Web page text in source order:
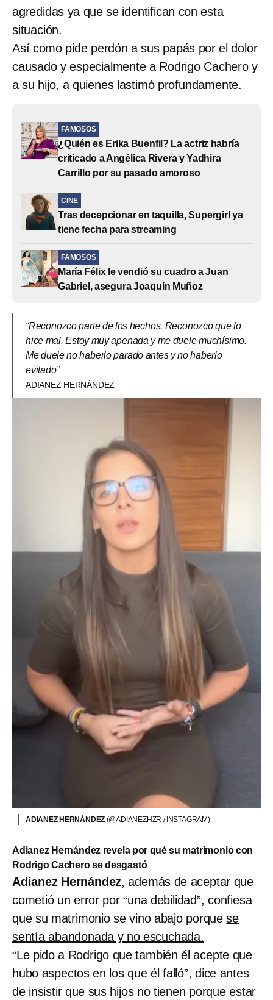
agredidas ya que se identifican con esta
situación.
Así como pide perdón a sus papás por el dolor
causado y especialmente a Rodrigo Cachero y
a su hijo, a quienes lastimó profundamente.
FAMOSOS
¿Quién es Erika Buenfil? La actriz habría
criticado a Angélica Rivera y Yadhira
Carrillo por su pasado amoroso
CINE
Tras decepcionar en taquilla, Supergirl ya
tiene fecha para streaming
FAMOSOS
María Félix le vendió su cuadro a Juan
Gabriel, asegura Joaquín Muñoz
“Reconozco parte de los hechos. Reconozco que lo
hice mal. Estoy muy apenada y me duele muchísimo.
Me duele no haberlo parado antes y no haberlo
evitado”
ADIANEZ HERNÁNDEZ
ADIANEZ HERNÁNDEZ (@ADIANEZHZR / INSTAGRAM)
Adianez Hernández revela por qué su matrimonio con
Rodrigo Cachero se desgastó
Adianez Hernández, además de aceptar que
cometió un error por “una debilidad”, confiesa
que su matrimonio se vino abajo porquese
sentía abandonada y no escuchada.
“Le pido a Rodrigo que también él acepte que
hubo aspectos en los que él falló”, dice antes
de insistir que sus hijos no tienen porque estar